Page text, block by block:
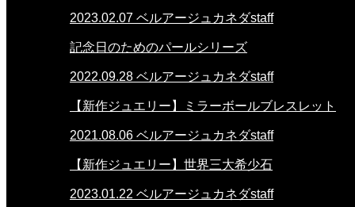
2023.02.07 ベルアージュカネダstaff
記念日のためのパールシリーズ
2022.09.28 ベルアージュカネダstaff
【新作ジュエリー】ミラーボールブレスレット
2021.08.06 ベルアージュカネダstaff
【新作ジュエリー】世界三大希少石
2023.01.22 ベルアージュカネダstaff